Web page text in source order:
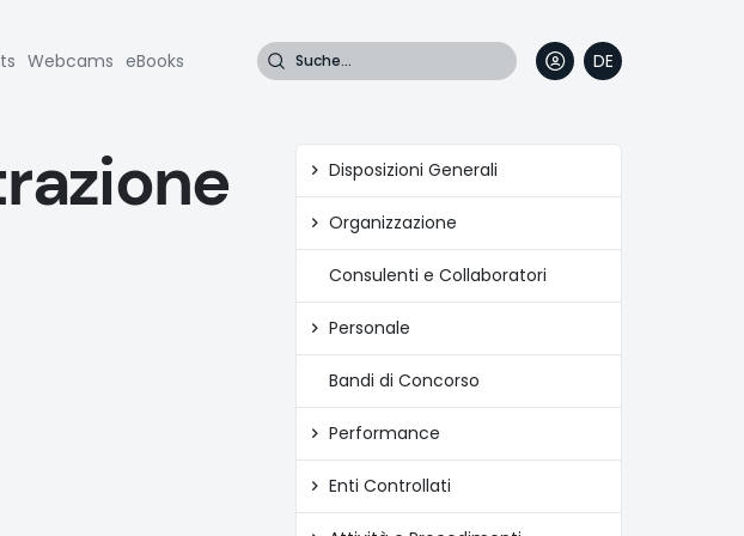
Webcams eBooks Suche
DE
IT
EN
FR
Amministrazione
trasparente
Disposizioni Generali
Organizzazione
Consulenti e Collaboratori
Personale
Bandi di Concorso
Performance
Enti Controllati